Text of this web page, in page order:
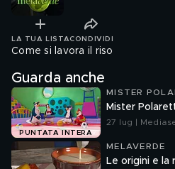
LA TUA LISTACONDIVIDI
Come si lavora il riso
Guarda anche
PUNTATA INTERA
MISTER
Mister
27 lug |
MELAVERDE
Le origini e la